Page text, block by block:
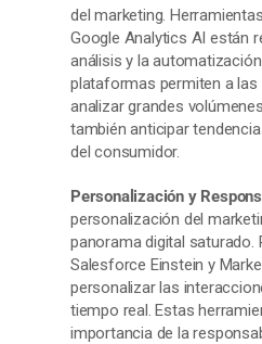
del marketing.
Google Analytics AI están
análisis y la
plataformas permiten a
analizar grandes
también anticipar
del consumidor.
Personalización y
personalización del
panorama digital
Salesforce Einstein y
personalizar las
tiempo real. Estas
importancia de la